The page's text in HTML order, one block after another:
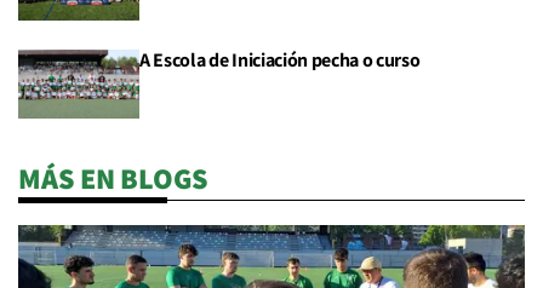
A Escola de Iniciación pecha o curso
MÁS EN BLOGS